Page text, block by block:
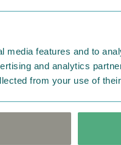
features and to
and analytics
from your use of
ラ」シリーズ
きらめきの加工で表現し
間を演出します。